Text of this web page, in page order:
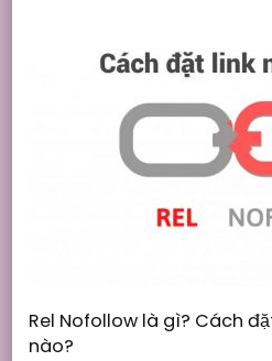
Rel Nofollow là gì? Cách
nào?